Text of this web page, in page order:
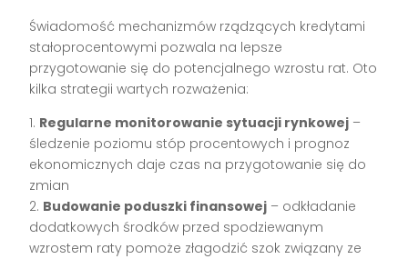
Świadomość mechanizmów rządzących kredytami
stałoprocentowymi pozwala na lepsze
przygotowanie się do potencjalnego wzrostu rat. Oto
kilka strategii wartych rozważenia:
1. Regularne monitorowanie sytuacji rynkowej –
śledzenie poziomu stóp procentowych i prognoz
ekonomicznych daje czas na przygotowanie się do
zmian
2. Budowanie poduszki finansowej – odkładanie
dodatkowych środków przed spodziewanym
wzrostem raty pomoże złagodzić szok związany ze